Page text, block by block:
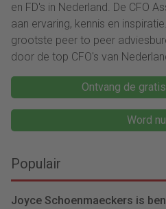
en FD's in Nederland. De CFO
aan ervaring, kennis en
grootste peer to peer
door de top CFO's van
Ontvang de
Word
Populair
Joyce Schoenmaeckers is